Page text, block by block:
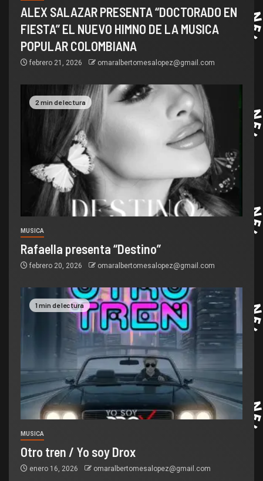
ALEX SALAZAR PRESENTA “DOCTORADO EN
FIESTA” EL NUEVO HIMNO DE LA MUSICA
POPULAR COLOMBIANA
febrero 21, 2026 omaralbertomesalopez@gmail.com
2 min de lectura
MUSICA
Rafaella presenta “Destino”
febrero 20, 2026 omaralbertomesalopez@gmail.com
1 min de lectura
MUSICA
Otro tren / Yo soy Drox
enero 16, 2026 omaralbertomesalopez@gmail.com